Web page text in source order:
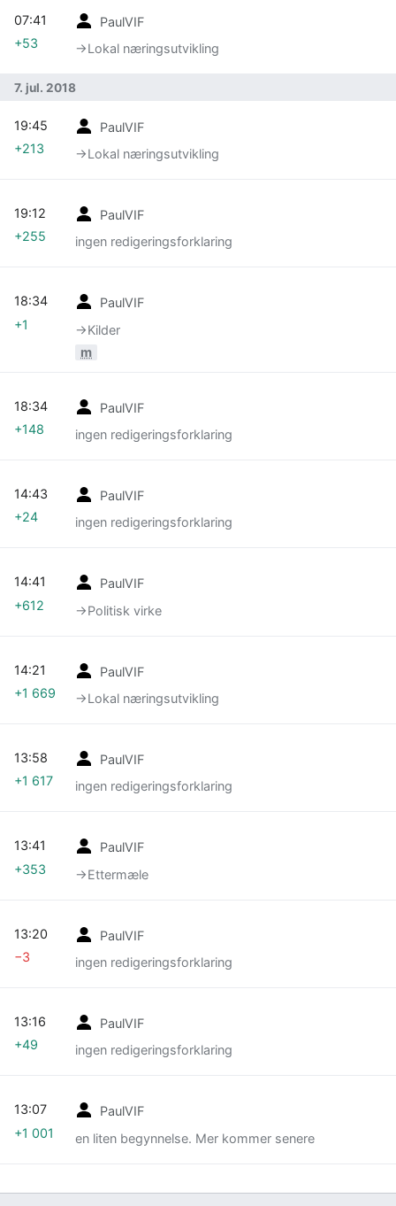
PaulVIF
→‎Lokal næringsutvikling
07:41
+53
7. jul. 2018
PaulVIF
→‎Lokal næringsutvikling
19:45
+213
PaulVIF
ingen redigeringsforklaring
19:12
+255
PaulVIF
→‎Kilder
m
18:34
+1
PaulVIF
ingen redigeringsforklaring
18:34
+148
PaulVIF
ingen redigeringsforklaring
14:43
+24
PaulVIF
→‎Politisk virke
14:41
+612
PaulVIF
→‎Lokal næringsutvikling
14:21
+1 669
PaulVIF
ingen redigeringsforklaring
13:58
+1 617
PaulVIF
→‎Ettermæle
13:41
+353
PaulVIF
ingen redigeringsforklaring
13:20
−3
PaulVIF
ingen redigeringsforklaring
13:16
+49
PaulVIF
en liten begynnelse. Mer kommer senere
13:07
+1 001